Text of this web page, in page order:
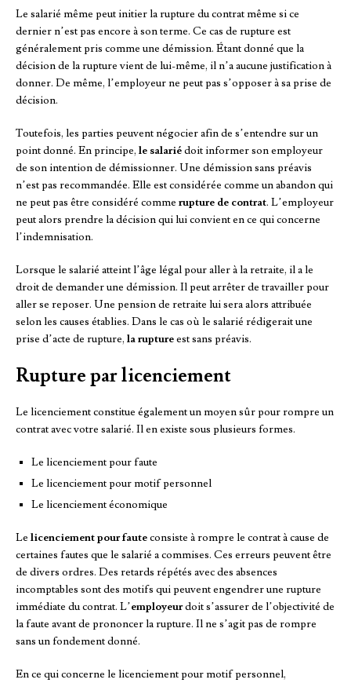
Le salarié même peut initier la rupture du contrat même si ce
dernier n’est pas encore à son terme. Ce cas de rupture est
généralement pris comme une démission. Étant donné que la
décision de la rupture vient de lui-même, il n’a aucune justification à
donner. De même, l’employeur ne peut pas s’opposer à sa prise de
décision.
Toutefois, les parties peuvent négocier afin de s’entendre sur un
point donné. En principe, le salariédoit informer son employeur
de son intention de démissionner. Une démission sans préavis
n’est pas recommandée. Elle est considérée comme un abandon qui
ne peut pas être considéré comme rupture de contrat. L’employeur
peut alors prendre la décision qui lui convient en ce qui concerne
l’indemnisation.
Lorsque le salarié atteint l’âge légal pour aller à la retraite, il a le
droit de demander une démission. Il peut arrêter de travailler pour
aller se reposer. Une pension de retraite lui sera alors attribuée
selon les causes établies. Dans le cas où le salarié rédigerait une
prise d’acte de rupture, la ruptureest sans préavis.
Rupture par licenciement
Le licenciement constitue également un moyen sûr pour rompre un
contrat avec votre salarié. Il en existe sous plusieurs formes.
Le licenciement pour faute
Le licenciement pour motif personnel
Le licenciement économique
Le licenciement pour fauteconsiste à rompre le contrat à cause de
certaines fautes que le salarié a commises. Ces erreurs peuvent être
de divers ordres. Des retards répétés avec des absences
incomptables sont des motifs qui peuvent engendrer une rupture
immédiate du contrat. L’employeurdoit s’assurer de l’objectivité de
la faute avant de prononcer la rupture. Il ne s’agit pas de rompre
sans un fondement donné.
En ce qui concerne le licenciement pour motif personnel,